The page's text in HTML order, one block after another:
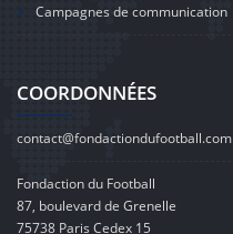
Campagnes de communication
COORDONNÉES
contact@fondactiondufootball.com
Fondaction du Football
87, boulevard de Grenelle
75738 Paris Cedex 15